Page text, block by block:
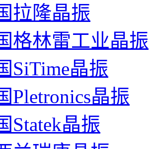
拉隆晶振
格林雷工业晶振
SiTime晶振
Pletronics晶振
Statek晶振